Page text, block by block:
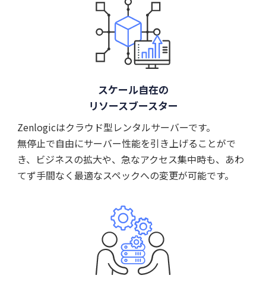
スケール自在の
リソースブースター
Zenlogicはクラウド型レンタルサーバーです。
無停止で自由にサーバー性能を引き上げることがで
き、ビジネスの拡大や、急なアクセス集中時も、あわ
てず手間なく最適なスペックへの変更が可能です。